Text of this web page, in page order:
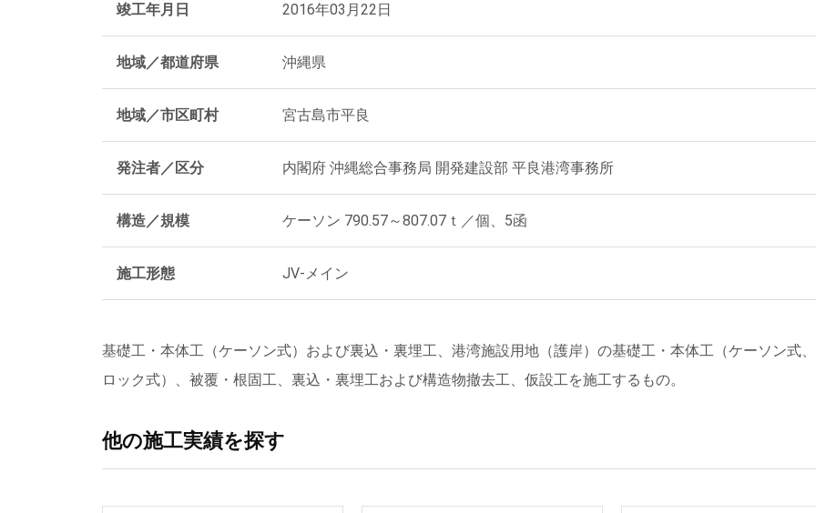
竣工年月日 2016年03月22日
地域／都道府県 沖縄県
地域／市区町村 宮古島市平良
発注者／区分 内閣府 沖縄総合事務局 開発建設部 平良港湾事務所
構造／規模 ケーソン 790.57～807.07ｔ／個、5函
施工形態 JV-メイン
基礎工・本体工（ケーソン式）および裏込・裏埋工、港湾施設用地（護岸）の基礎工・本体工（ケーソン式
ロック式）、被覆・根固工、裏込・裏埋工および構造物撤去工、仮設工を施工するもの。
他の施工実績を探す